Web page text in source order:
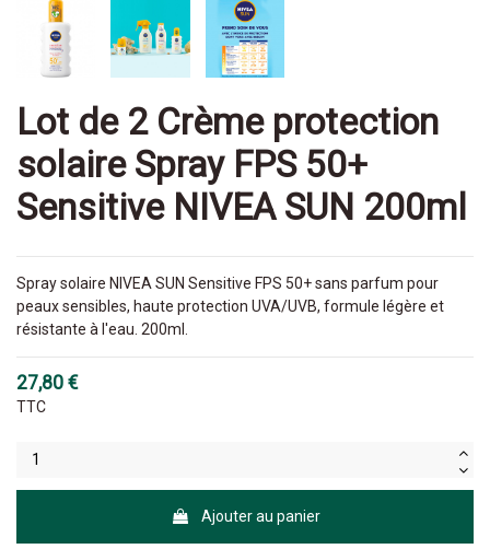
Lot de 2 Crème protection
solaire Spray FPS 50+
Sensitive NIVEA SUN 200ml
Spray solaire NIVEA SUN Sensitive FPS 50+ sans parfum pour
peaux sensibles, haute protection UVA/UVB, formule légère et
résistante à l'eau. 200ml.
27,80 €
TTC
Ajouter au panier